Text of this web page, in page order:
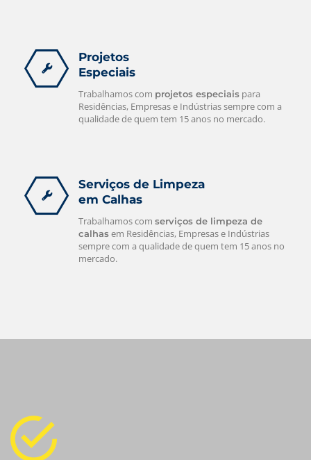
Projetos
Especiais
Trabalhamos com projetos especiais para
Residências, Empresas e Indústrias sempre com a
qualidade de quem tem 15 anos no mercado.
Serviços de Limpeza
em Calhas
Trabalhamos com serviços de limpeza de
calhasem Residências, Empresas e Indústrias
sempre com a qualidade de quem tem 15 anos no
mercado.